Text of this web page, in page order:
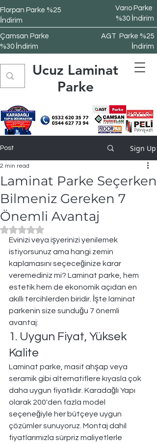
Florpan Parke %25
İndirim
Varıo Parke
%30 İndirim
Çamsan Parke
%30 İndirim
AGT Parke %25
İndirim
Ucuz Laminat
Parke
Post Sign Up
Laminat Parke Seçerken
Bilmeniz Gereken 7
Önemli Avantaj
2 min read
Rated NaN out of 5 stars.
Evinizi veya işyerinizi yenilemek
istiyorsunuz ama hangi zemin
kaplamasını seçeceğinize karar
veremediniz mi? Laminat parke, hem
estetik hem de ekonomik açıdan en
akıllı tercihlerden biridir. İşte laminat
parkenin size sunduğu 7 önemli
avantaj:
1. Uygun Fiyat, Yüksek
Kalite
Laminat parke, masif ahşap veya
seramik gibi alternatiflere kıyasla çok
daha uygun fiyatlıdır. Karadağlı Yapı
olarak 200'den fazla model
seçeneğiyle her bütçeye uygun
çözümler sunuyoruz. Montaj dahil
fiyatlarımızla sürpriz maliyetlerle